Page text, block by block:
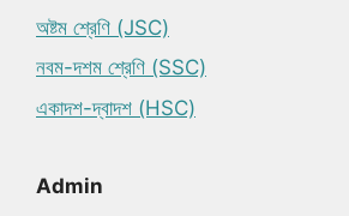
অষ্টম শ্রেণি (JSC)
নবম-দশম শ্রেণি (SSC)
একাদশ-দ্বাদশ (HSC)
Admin